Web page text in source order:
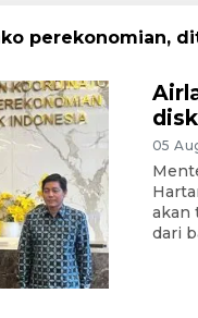
perekonomian,
05
akan
dari